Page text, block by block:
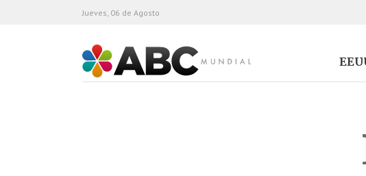
ABC Mundial
Jueves, 06 de Agosto